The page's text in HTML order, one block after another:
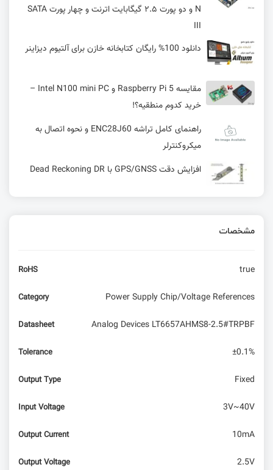
N و دو پورت ۲.۵ گیگابایت اترنت و چهار پورت SATA
III
دانلود 100% رایگان کتابخانه خازن برای آلتیوم دیزاینر
مقایسه Raspberry Pi 5 و Intel N100 mini PC –
خرید کدوم منطقیه؟!
راهنمای کامل تراشه ENC28J60 و نحوه اتصال به
میکروکنترلر
افزایش دقت GPS/GNSS با Dead Reckoning DR
دانلود کتابخانه کانکتور آلتیوم | 100% رایگان
معرفی ماژول جدید و مقرون به صرفه کمپانی
SIMCom برای استفاده در اینترنت اشیا (IoT) و ارتباط
مشخصات
RoHS true
Category Power Supply Chip/Voltage References
Datasheet Analog Devices LT6657AHMS8-2.5#TRPBF
Tolerance ±0.1%
Output Type Fixed
Input Voltage 3V~40V
Output Current 10mA
Output Voltage 2.5V